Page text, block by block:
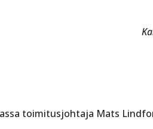
toimitusjohtaja Mats